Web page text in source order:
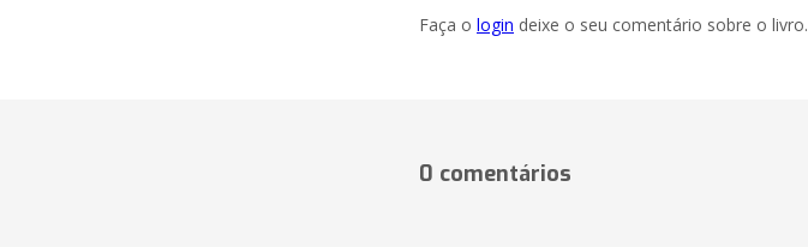
Faça o login deixe o seu comentário sobre o livro.
0 comentários